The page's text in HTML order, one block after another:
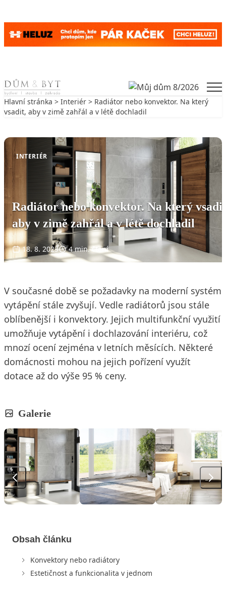
Skip to content
Hlavní stránka > Interiér > Radiátor nebo konvektor. Na který
vsadit, aby v zimě zahřál a v létě dochladil
INTERIÉR
Radiátor nebo konvektor. Na který
aby v zimě zahřál a v létě dochladil
18. 8. 2023 4 min. čtení
V současné době se požadavky na moderní systém
vytápění stále zvyšují. Vedle radiátorů jsou stále
oblíbenější i konvektory. Jejich multifunkční využití
umožňuje vytápění i dochlazování interiéru, což
mnozí ocení zejména v letních měsících. Některé
domácnosti mohou na jejich pořízení využít
dotace až do výše 95 % ceny.
Galerie
Obsah článku
Konvektory nebo radiátory
Estetičnost a funkcionalita v jednom